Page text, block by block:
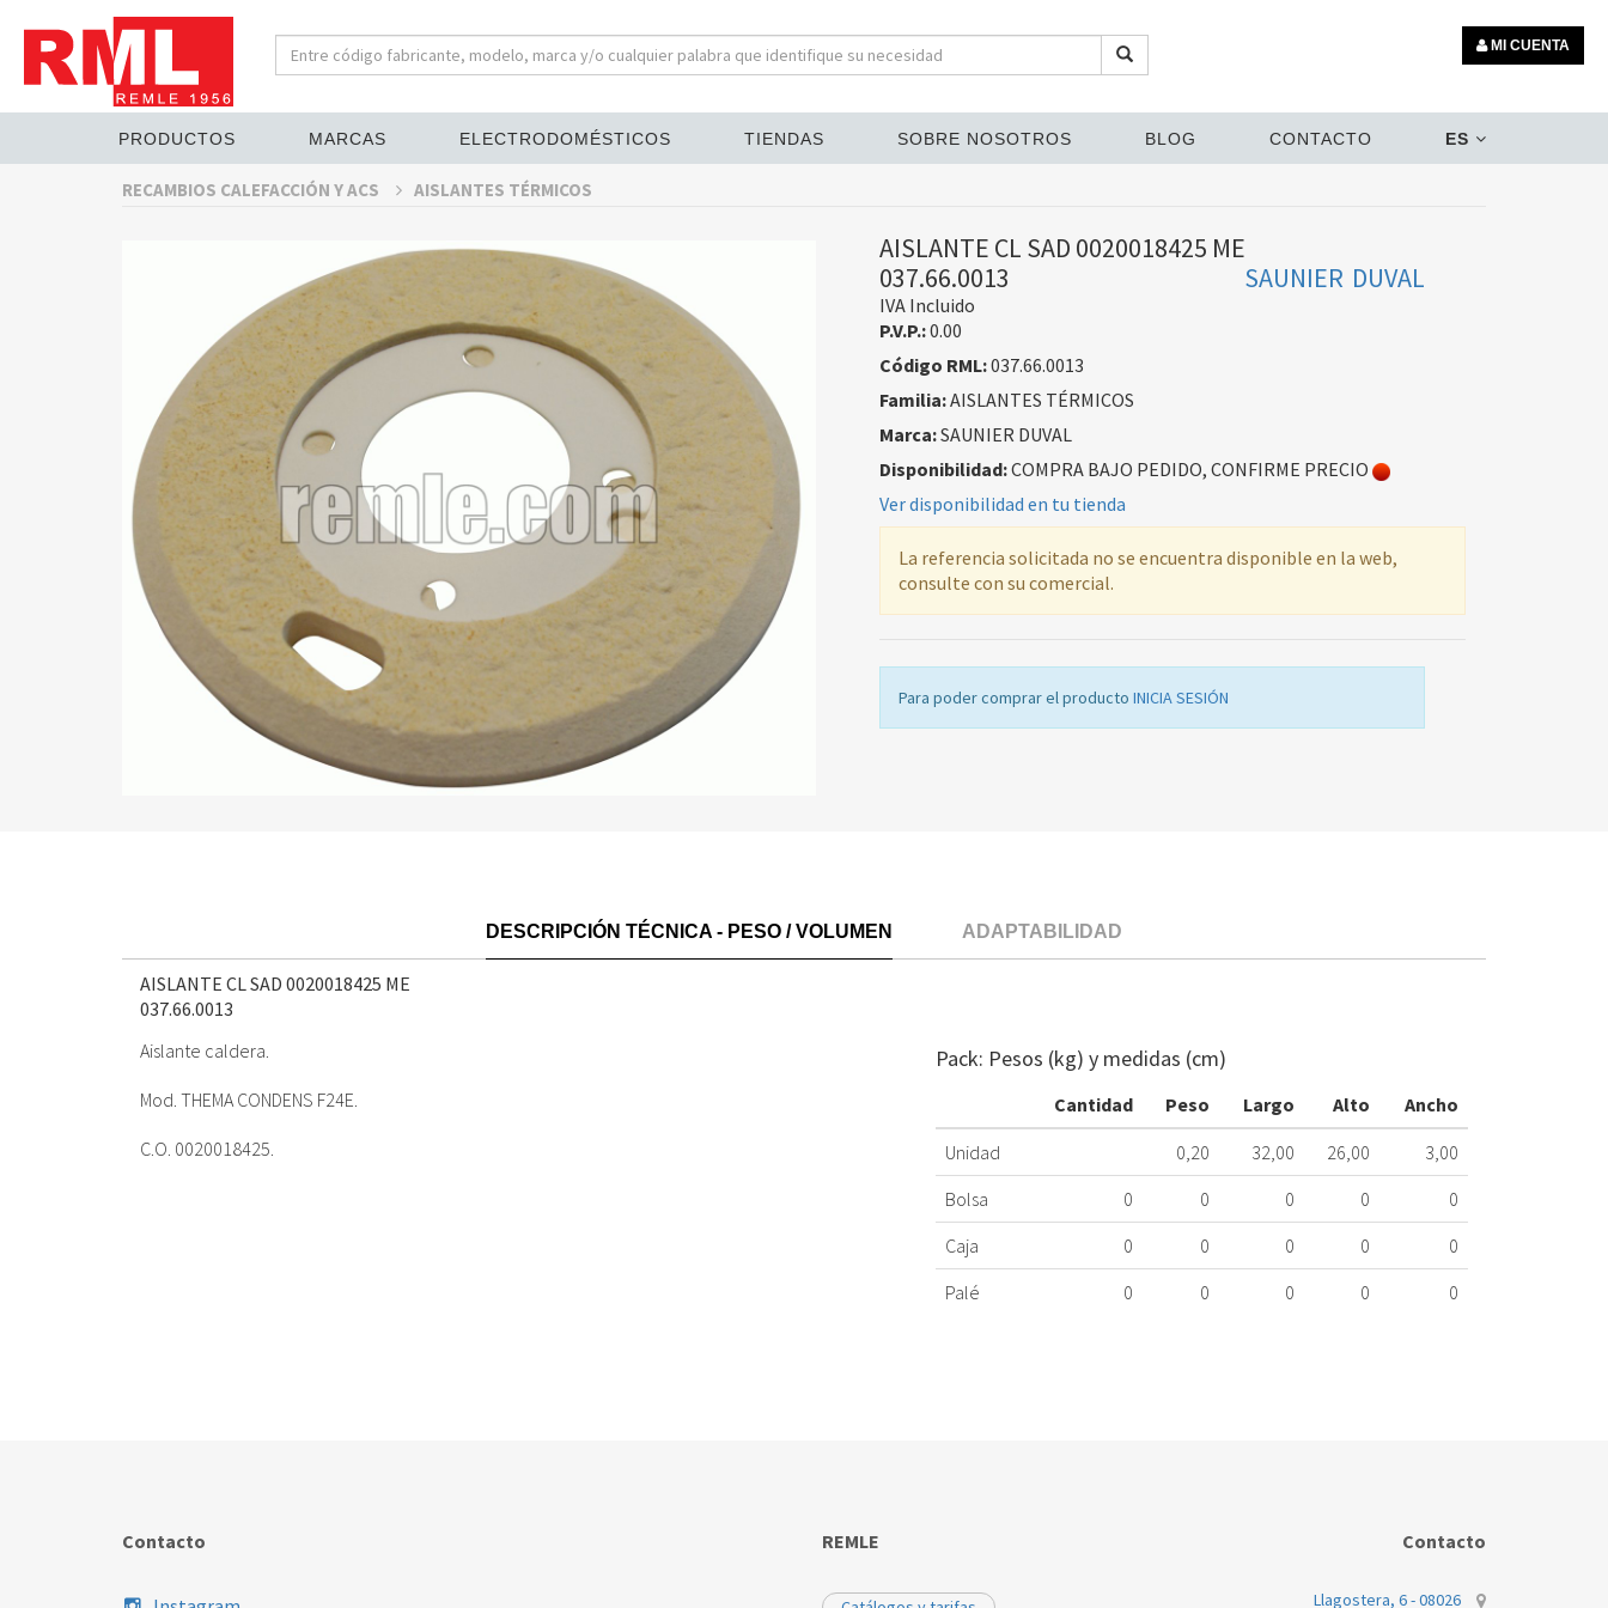
MI CUENTA
PRODUCTOS MARCAS ELECTRODOMÉSTICOS TIENDAS SOBRE NOSOTROS BLOG CONTACTO ES
RECAMBIOS CALEFACCIÓN Y ACS AISLANTES TÉRMICOS
AISLANTE CL SAD 0020018425 ME
037.66.0013
SAUNIER DUVAL
IVA Incluido
P.V.P.:0.00
Código RML:037.66.0013
Familia:AISLANTES TÉRMICOS
Marca:SAUNIER DUVAL
Disponibilidad:COMPRA BAJO PEDIDO, CONFIRME PRECIO
Ver disponibilidad en tu tienda
La referencia solicitada no se encuentra disponible en la web,
consulte con su comercial.
Para poder comprar el producto INICIA SESIÓN
DESCRIPCIÓN TÉCNICA - PESO / VOLUMEN ADAPTABILIDAD
AISLANTE CL SAD 0020018425 ME
037.66.0013
Aislante caldera.
Mod. THEMA CONDENS F24E.
C.O. 0020018425.
Pack: Pesos (kg) y medidas (cm)
Cantidad Peso Largo Alto
Ancho
Unidad
0,20 32,00 26,00
3,00
Bolsa
0 0 0 0
0
Caja
0 0 0 0
0
Palé
0 0 0 0 0
Contacto REMLE Contacto
Llagostera, 6 - 08026